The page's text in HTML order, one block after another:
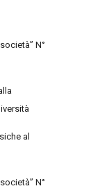
N°
al
N°